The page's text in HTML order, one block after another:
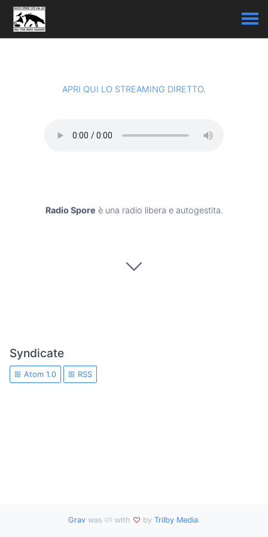
APRI QUI LO STREAMING DIRETTO.
Radio Spore è una radio libera e autogestita.
Syndicate
Atom 1.0 RSS
Gravwas with by Trilby Media.